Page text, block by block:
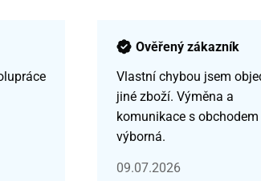
Ověřený zákazník
Vlastní chybou jsem
jiné zboží. Výměna a
komunikace s obchodem
výborná.
09.07.2026